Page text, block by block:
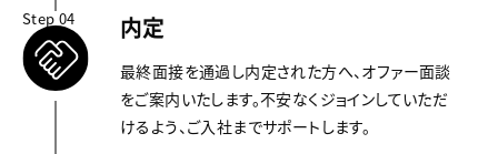
Step 04 内定
最終面接を通過し内定された方へ、オファー面談
をご案内いたします。不安なくジョインしていただ
けるよう、ご入社までサポートします。